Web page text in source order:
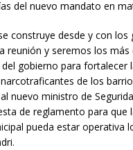
del nuevo mandato en
construye desde y con los
reunión y seremos los más
gobierno para fortalecer
de los
nuevo ministro de
de reglamento para que
pueda estar operativa